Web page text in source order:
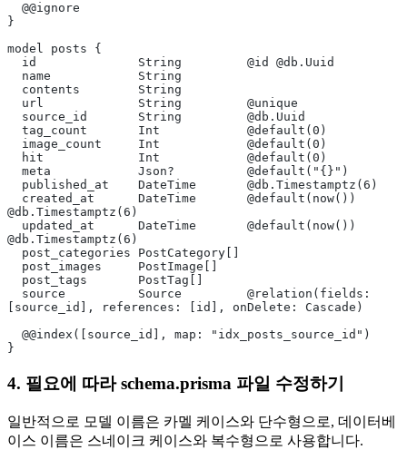
  @@ignore
}
model posts {
  id              String         @id @db.Uuid
  name            String
  contents        String
  url             String         @unique
  source_id       String         @db.Uuid
  tag_count       Int            @default(0)
  image_count     Int            @default(0)
  hit             Int            @default(0)
  meta            Json?          @default("{}")
  published_at    DateTime       @db.Timestamptz(6)
@db.Timestamptz(6)
@db.Timestamptz(6)
  post_categories PostCategory[]
  post_images     PostImage[]
  post_tags       PostTag[]
[source_id], references: [id], onDelete: Cascade)
  @@index([source_id], map: "idx_posts_source_id")
}
4. 필요에 따라 schema.prisma 파일 수정하기
일반적으로 모델 이름은 카멜 케이스와 단수형으로, 데이터베
이스 이름은 스네이크 케이스와 복수형으로 사용합니다.